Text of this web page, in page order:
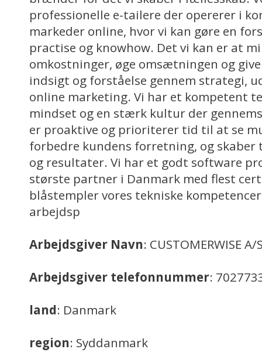
professionelle e-tailere der opererer i
markeder online, hvor vi kan gøre en
practise og knowhow. Det vi kan er at
omkostninger, øge omsætningen og
indsigt og forståelse gennem strategi,
online marketing. Vi har et kompetent
mindset og en stærk kultur der
er proaktive og prioriterer tid til at se
forbedre kundens forretning, og
og resultater. Vi har et godt software
største partner i Danmark med flest
blåstempler vores tekniske
arbejdsp
Arbejdsgiver Navn: CUSTOMERWISE A/
Arbejdsgiver telefonnummer:
land: Danmark
region: Syddanmark